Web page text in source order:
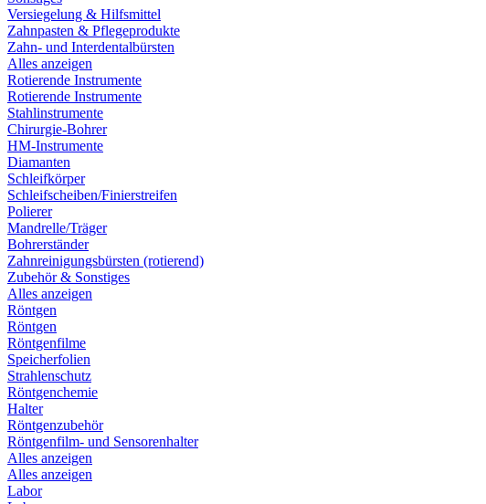
Versiegelung & Hilfsmittel
Zahnpasten & Pflegeprodukte
Zahn- und Interdentalbürsten
Alles anzeigen
Rotierende Instrumente
Rotierende Instrumente
Stahlinstrumente
Chirurgie-Bohrer
HM-Instrumente
Diamanten
Schleifkörper
Schleifscheiben/Finierstreifen
Polierer
Mandrelle/Träger
Bohrerständer
Zahnreinigungsbürsten (rotierend)
Zubehör & Sonstiges
Alles anzeigen
Röntgen
Röntgen
Röntgenfilme
Speicherfolien
Strahlenschutz
Röntgenchemie
Halter
Röntgenzubehör
Röntgenfilm- und Sensorenhalter
Alles anzeigen
Alles anzeigen
Labor